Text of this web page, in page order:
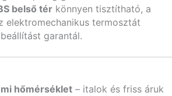
belső tér könnyen tisztítható, a
elektromechanikus termosztát
garantál.
hőmérséklet – italok és friss áruk